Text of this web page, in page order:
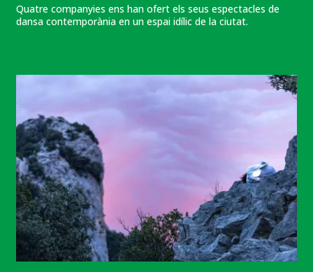
Quatre companyies ens han ofert els seus espectacles de
dansa contemporània en un espai idílic de la ciutat.